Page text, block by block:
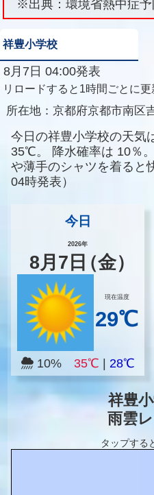
※出典：環境省熱中症予
祥豊小学校
8月7日 04:00発表
リロードすると1時間ごとに更
所在地： 京都府京都市南区
今日の祥豊小学校の天気
35℃。
降水確率は 10％。
や薄手のシャツを着ると
04時発表）
今日
2026年
8月 7 日（金）
現在温度
29℃
10% 35℃ 28℃
祥豊
雨雲
タップする